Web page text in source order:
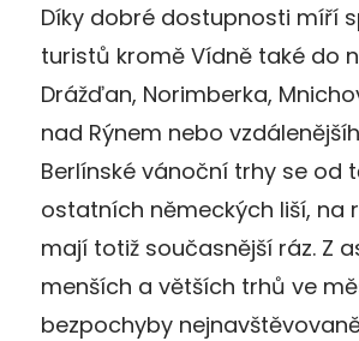
Díky dobré dostupnosti míří
turistů kromě Vídně také do
Drážďan, Norimberka,
nad Rýnem nebo
Berlínské vánoční trhy se od
ostatních německých liší, na
mají totiž současnější ráz. Z
menších a větších trhů ve
bezpochyby